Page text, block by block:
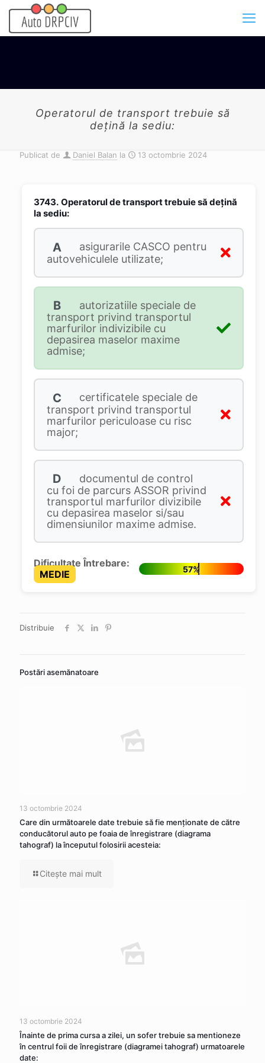
Operatorul de transport trebuie să
deţină la sediu:
Publicat de Daniel Balan la 13 octombrie 2024
3743. Operatorul de transport trebuie să deţină
la sediu:
A
asigurarile CASCO pentru
autovehiculele utilizate;
B
autorizatiile speciale de
transport privind transportul
marfurilor indivizibile cu
depasirea maselor maxime
admise;
C
certificatele speciale de
transport privind transportul
marfurilor periculoase cu risc
major;
D
documentul de control
cu foi de parcurs ASSOR privind
transportul marfurilor divizibile
cu depasirea maselor si/sau
dimensiunilor maxime admise.
Dificultate Întrebare:
MEDIE
57%
Distribuie
Postări asemănatoare
13 octombrie 2024
Care din următoarele date trebuie să fie menționate de către
conducătorul auto pe foaia de înregistrare (diagrama
tahograf) la începutul folosirii acesteia:
Citeşte mai mult
13 octombrie 2024
Înainte de prima cursa a zilei, un sofer trebuie sa mentioneze
în centrul foii de înregistrare (diagramei tahograf) urmatoarele
date: